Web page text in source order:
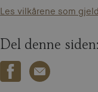
Les vilkårene som
Del denne siden: